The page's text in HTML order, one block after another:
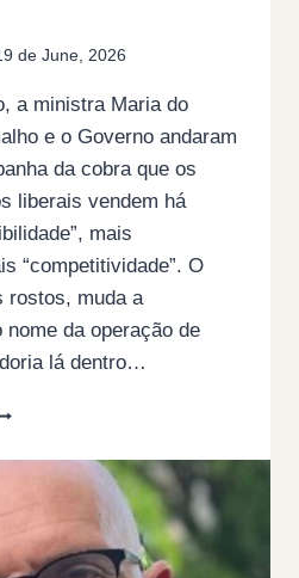
de June, 2026
a ministra Maria do
e o Governo andaram
da cobra que os
liberais vendem há
mais
“competitividade”. O
rostos, muda a
nome da operação de
lá dentro…